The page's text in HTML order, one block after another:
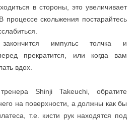
в стороны, это увеличивает
процессе скольжения постарайтесь
закончится импульс толчка и
прекратится, или когда вам
вдох.
Shinji Takeuchi, обратите
на поверхности, а должны как бы
т.е. кисти рук находятся под